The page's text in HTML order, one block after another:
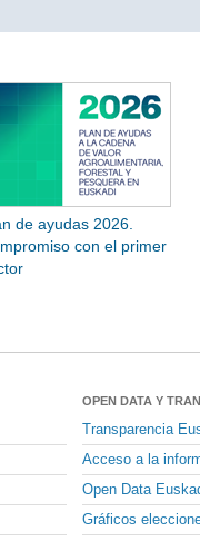
de ayudas 2026.
con el primer
OPEN DATA Y
Transparencia
Acceso a la
Open Data
Gráficos